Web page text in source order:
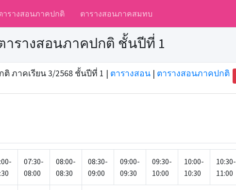
ารางสอนภาคปกติ ตารางสอนภาคสมทบ
ารางสอนภาคปกติ ชั้นปีที่ 1
ภาคเรียน 3/2568 ชั้นปีที่ 1 | ตารางสอน| ตารางสอนภาคปกติ
07:30-
08:00
08:00-
08:30
08:30-
09:00
09:00-
09:30
09:30-
10:00
10:00-
10:30
10:30-
11:00